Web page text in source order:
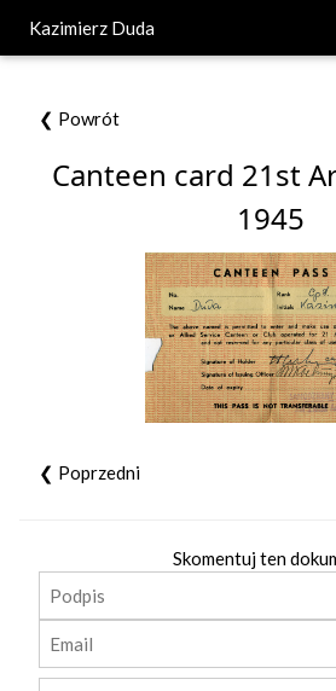
Kazimierz Duda
❮ Powrót
Canteen card 21st
1945
❮ Poprzedni
Skomentuj ten